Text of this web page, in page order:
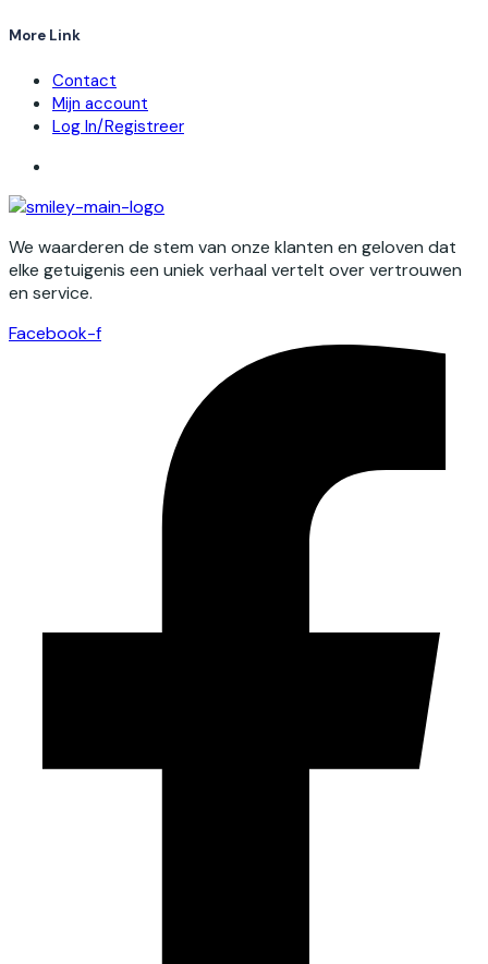
More Link
Contact
Mijn account
Log In/Registreer
We waarderen de stem van onze klanten en geloven dat
elke getuigenis een uniek verhaal vertelt over vertrouwen
en service.
Facebook-f